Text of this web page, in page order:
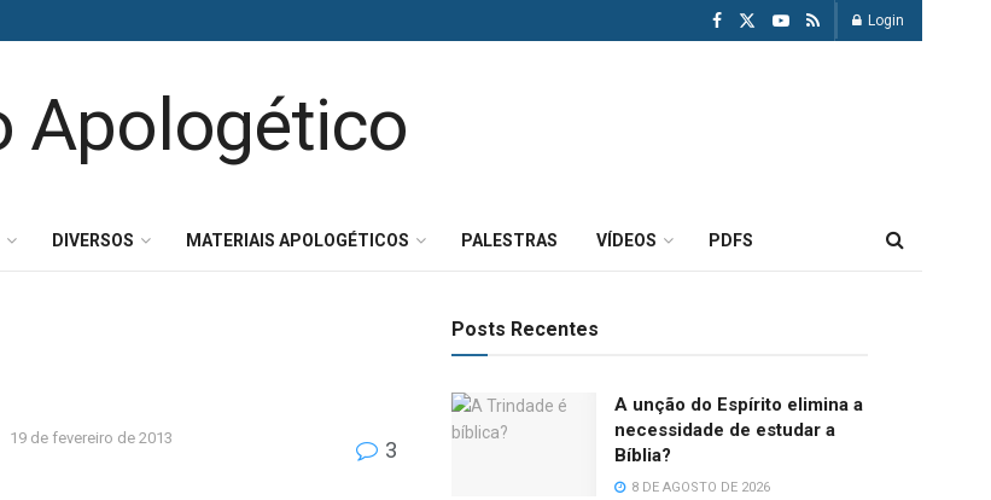
Login
DIVERSOS MATERIAIS APOLOGÉTICOS PALESTRAS VÍDEOS PDFS
19 de fevereiro de 2013
3
Posts Recentes
A unção do Espírito elimina a
necessidade de estudar a
Bíblia?
8 DE AGOSTO DE 2026